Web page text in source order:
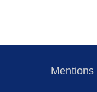
Mentions